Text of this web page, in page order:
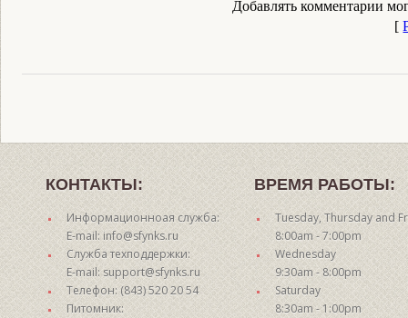
Добавлять комментарии
[
КОНТАКТЫ:
Информационноая служба:
E-mail: info@sfynks.ru
Служба техподдержки:
E-mail: support@sfynks.ru
Телефон: (843) 520 20 54
Питомник:
ВРЕМЯ РАБОТЫ:
Tuesday, Thursday and
8:00am - 7:00pm
Wednesday
9:30am - 8:00pm
Saturday
8:30am - 1:00pm